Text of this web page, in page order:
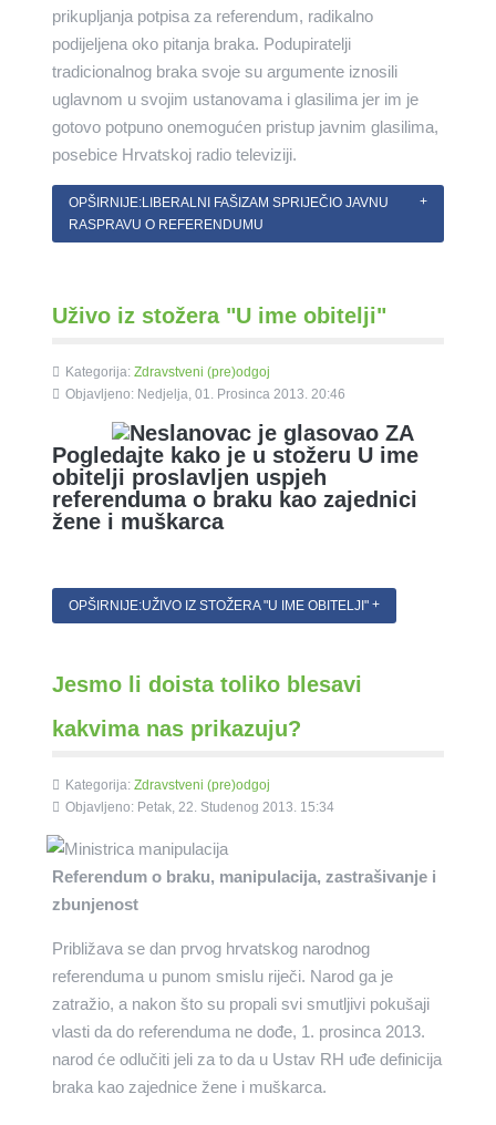
prikupljanja potpisa za referendum, radikalno
podijeljena oko pitanja braka. Podupiratelji
tradicionalnog braka svoje su argumente iznosili
uglavnom u svojim ustanovama i glasilima jer im je
gotovo potpuno onemogućen pristup javnim glasilima,
posebice Hrvatskoj radio televiziji.
OPŠIRNIJE:LIBERALNI FAŠIZAM SPRIJEČIO JAVNU
RASPRAVU O REFERENDUMU
Uživo iz stožera "U ime obitelji"
Kategorija: Zdravstveni (pre)odgoj
Objavljeno: Nedjelja, 01. Prosinca 2013. 20:46
Pogledajte kako je u stožeru U ime
obitelji proslavljen uspjeh
referenduma o braku kao zajednici
žene i muškarca
OPŠIRNIJE:UŽIVO IZ STOŽERA "U IME OBITELJI"
Jesmo li doista toliko blesavi
kakvima nas prikazuju?
Kategorija: Zdravstveni (pre)odgoj
Objavljeno: Petak, 22. Studenog 2013. 15:34
Referendum o braku, manipulacija, zastrašivanje i
zbunjenost
Približava se dan prvog hrvatskog narodnog
referenduma u punom smislu riječi. Narod ga je
zatražio, a nakon što su propali svi smutljivi pokušaji
vlasti da do referenduma ne dođe, 1. prosinca 2013.
narod će odlučiti jeli za to da u Ustav RH uđe definicija
braka kao zajednice žene i muškarca.